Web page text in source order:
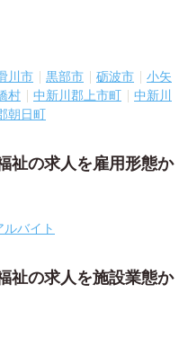
川市 黒部市 砺波市
小矢
村 中新川郡上市町
中新川
朝日町
祉の求人を雇用形態か
バイト
祉の求人を施設業態か